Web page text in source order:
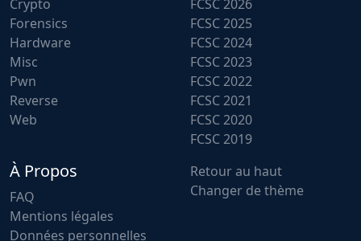
Crypto
Forensics
Hardware
Misc
Pwn
Reverse
Web
FCSC 2026
FCSC 2025
FCSC 2024
FCSC 2023
FCSC 2022
FCSC 2021
FCSC 2020
FCSC 2019
À Propos
FAQ
Mentions légales
Données personnelles
Retour au haut
Changer de thème